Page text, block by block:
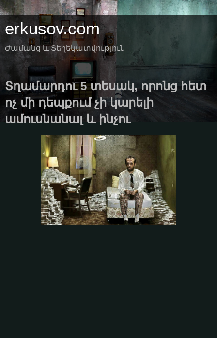
erkusov.com
Ժամանց և Տեղեկատվություն
Տղամարդու 5 տեսակ, որոնց հետ
ոչ մի դեպքում չի կարելի
ամուսնանալ և ինչու